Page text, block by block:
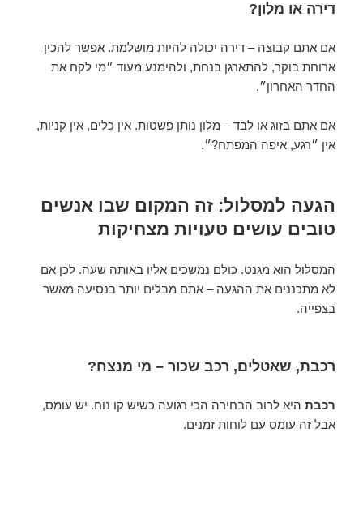
דירה או מלון?
אם אתם קבוצה – דירה יכולה להיות מושלמת. אפשר להכין
ארוחת בוקר, להתארגן בנחת, ולהימנע מעוד ״מי לקח את
החדר האחרון״.
אם אתם בזוג או לבד – מלון נותן פשטות. אין כלים, אין קניות,
אין ״רגע, איפה המפתח?״.
הגעה למסלול: זה המקום שבו אנשים
טובים עושים טעויות מצחיקות
המסלול הוא מגנט. כולם נמשכים אליו באותה שעה. לכן אם
לא מתכננים את ההגעה – אתם מבלים יותר בנסיעה מאשר
בצפייה.
רכבת, שאטלים, רכב שכור – מי מנצח?
רכבת היא לרוב הבחירה הכי רגועה כשיש קו נוח. יש עומס,
אבל זה עומס עם לוחות זמנים.